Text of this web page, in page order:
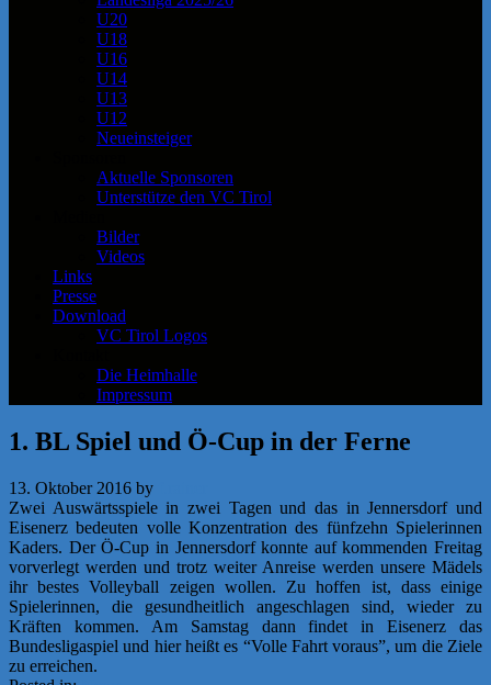
U20
U18
U16
U14
U13
U12
Neueinsteiger
Aktuelle Sponsoren
Unterstütze den VC Tirol
Bilder
Videos
Links
Presse
Download
VC Tirol Logos
Die Heimhalle
Impressum
1. BL Spiel und Ö-Cup in der Ferne
13. Oktober 2016 by
Zwei Auswärtsspiele in zwei Tagen und das in Jennersdorf und
Eisenerz bedeuten volle Konzentration des fünfzehn Spielerinnen
Kaders. Der Ö-Cup in Jennersdorf konnte auf kommenden Freitag
vorverlegt werden und trotz weiter Anreise werden unsere Mädels
ihr bestes Volleyball zeigen wollen. Zu hoffen ist, dass einige
Spielerinnen, die gesundheitlich angeschlagen sind, wieder zu
Kräften kommen. Am Samstag dann findet in Eisenerz das
Bundesligaspiel und hier heißt es “Volle Fahrt voraus”, um die Ziele
zu erreichen.